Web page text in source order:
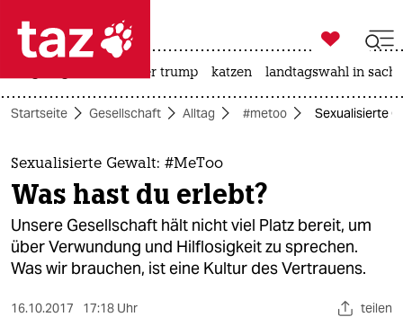
 taz zahl ich
taz zahl ich
themen
politik
öko

taz zahl ich
usa unter trump katzen landtagswahl in
Startseite Gesellschaft Alltag #metoo Sexualisierte
Sexualisierte Gewalt: #MeToo
Was hast du erlebt?
Unsere Gesellschaft hält nicht viel Platz bereit, um
über Verwundung und Hilflosigkeit zu sprechen.
Was wir brauchen, ist eine Kultur des Vertrauens.
16.10.2017 17:18 Uhr teilen